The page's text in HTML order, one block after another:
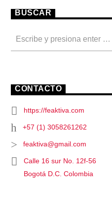
BUSCAR
CONTACTO
https://feaktiva.com
+57 (1) 3058261262
feaktiva@gmail.com
Calle 16 sur No. 12f-56
Bogotá D.C. Colombia